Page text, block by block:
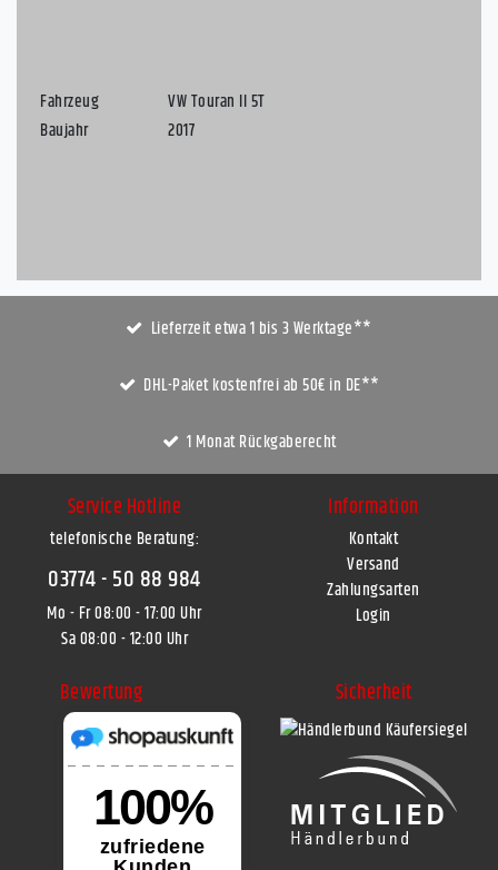
Fahrzeug
VW Touran II 5T
Baujahr
2017
Lieferzeit etwa 1 bis 3 Werktage**
DHL-Paket kostenfrei ab 50€ in DE**
1 Monat Rückgaberecht
Service Hotline
telefonische Beratung:
03774 - 50 88 984
Mo - Fr 08:00 - 17:00 Uhr
Sa 08:00 - 12:00 Uhr
Information
Kontakt
Versand
Zahlungsarten
Login
Bewertung Sicherheit